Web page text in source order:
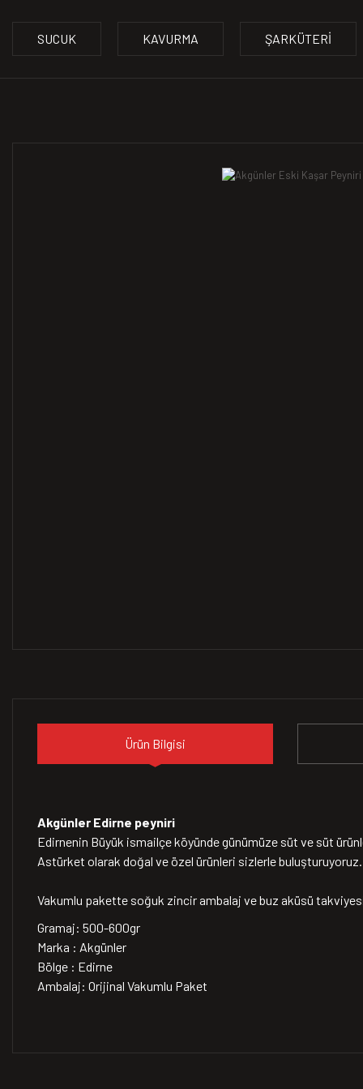
SUCUK KAVURMA ŞARKÜTERI
Ürün Bilgisi
Akgünler Edirne peyniri
Edirnenin Büyük ismailçe köyünde günümüze süt ve süt
Astürket olarak doğal ve özel ürünleri sizlerle buluşturuyoruz.
Vakumlu pakette soğuk zincir ambalaj ve buz aküsü
Gramaj: 500-600gr
Marka : Akgünler
Bölge : Edirne
Ambalaj: Orijinal Vakumlu Paket